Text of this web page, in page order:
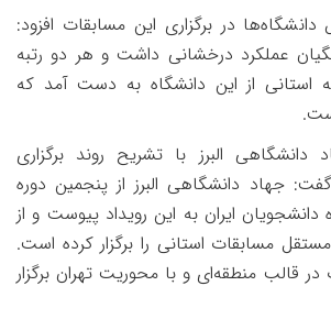
در برگزاری این مسابقات افزود:
عملکرد درخشانی داشت و هر دو رتبه
از این دانشگاه به دست آمد که
البرز با تشریح روند برگزاری
جهاد دانشگاهی البرز از پنجمین دوره
ایران به این رویداد پیوست و از
مسابقات استانی را برگزار کرده است.
قالب منطقه‌ای و با محوریت تهران برگزار